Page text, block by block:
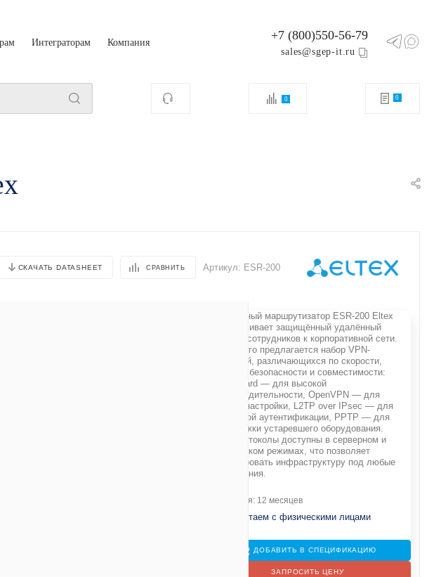
Интеграторам Компания +7 (800)550-56-79
sales@sgep-it.ru
0 0
СКАЧАТЬ DATASHEET СРАВНИТЬ Артикул: ESR-200
Сервисный маршрутизатор ESR-200 Eltex
обеспечивает защищённый удалённый
доступ сотрудников к корпоративной сети.
Для этого предлагается набор VPN-
решений, различающихся по скорости,
уровню безопасности и совместимости:
WireGuard — для высокой
производительности, OpenVPN — для
гибкой настройки, L2TP over IPsec — для
надёжной аутентификации, PPTP — для
поддержки устаревшего оборудования.
Все протоколы доступны в серверном и
клиентском режимах, что позволяет
адаптировать инфраструктуру под любые
требования.
Гарантия: 12 месяцев
Не работаем с физическими лицами
ДОБАВИТЬ В СПЕЦИФИКАЦИЮ
ЗАПРОСИТЬ ЦЕНУ